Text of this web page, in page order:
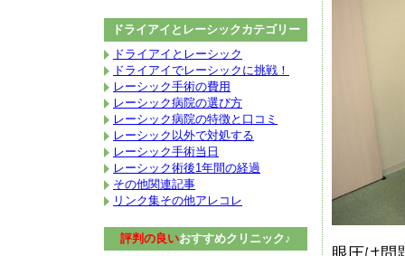
ドライアイとレーシックカテゴリー
ドライアイとレーシック
ドライアイでレーシックに挑戦！
レーシック手術の費用
レーシック病院の選び方
レーシック病院の特徴と口コミ
レーシック以外で対処する
レーシック手術当日
レーシック術後1年間の経過
その他関連記事
リンク集その他アレコレ
評判の良いおすすめクリニック♪